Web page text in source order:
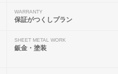
WARRANTY
保証がつくしプラン
SHEET METAL WORK
鈑金・塗装